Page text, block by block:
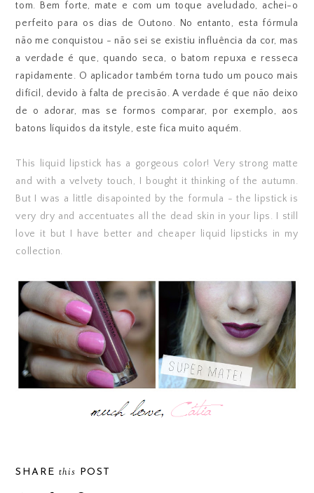
tom. Bem forte, mate e com um toque aveludado, achei-o
perfeito para os dias de Outono. No entanto, esta fórmula
não me conquistou - não sei se existiu influência da cor, mas
a verdade é que, quando seca, o batom repuxa e resseca
rapidamente. O aplicador também torna tudo um pouco mais
difícil, devido à falta de precisão. A verdade é que não deixo
de o adorar, mas se formos comparar, por exemplo, aos
batons líquidos da itstyle, este fica muito aquém.
This liquid lipstick has a gorgeous color! Very strong matte
and with a velvety touch, I bought it thinking of the autumn.
But I was a little disapointed by the formula - the lipstick is
very dry and accentuates all the dead skin in your lips. I still
love it but I have better and cheaper liquid lipsticks in my
collection.
SHAREthis POST